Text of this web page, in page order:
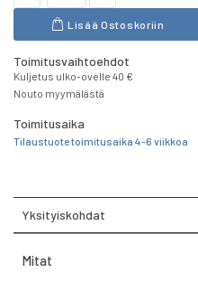
Lisää Ostoskoriin
Toimitusvaihtoehdot
Kuljetus ulko-ovelle 40 €
Nouto myymälästä
Toimitusaika
Tilaustuote toimitusaika 4-6 viikkoa
Yksityiskohdat
Mitat